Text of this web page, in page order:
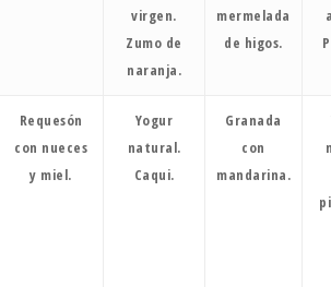
virgen.
Zumo de
naranja.
mermelada
de higos.
Requesón
con nueces
y miel.
Yogur
natural.
Caqui.
Granada
con
mandarina.